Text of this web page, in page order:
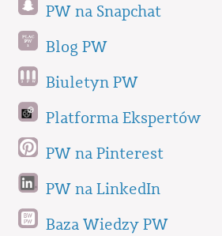
PW na Snapchat
Blog PW
Biuletyn PW
Platforma Ekspertów
PW na Pinterest
PW na LinkedIn
Baza Wiedzy PW